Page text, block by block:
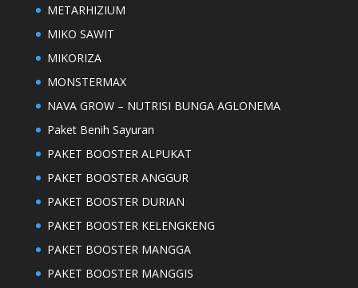
METARHIZIUM
MIKO SAWIT
MIKORIZA
MONSTERMAX
NAVA GROW – NUTRISI BUNGA AGLONEMA
Paket Benih Sayuran
PAKET BOOSTER ALPUKAT
PAKET BOOSTER ANGGUR
PAKET BOOSTER DURIAN
PAKET BOOSTER KELENGKENG
PAKET BOOSTER MANGGA
PAKET BOOSTER MANGGIS